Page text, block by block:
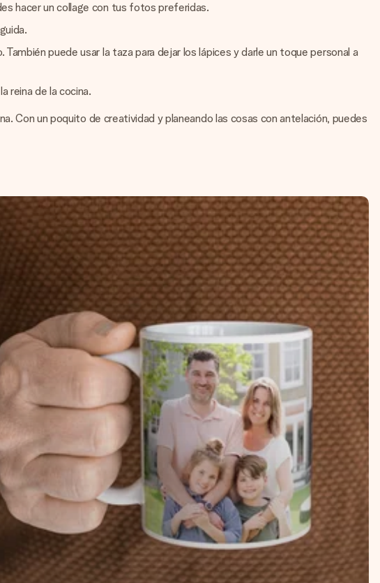
hacer un collage con tus fotos preferidas.
puede usar la taza para dejar los lápices y darle un toque personal a
reina de la cocina.
Con un poquito de creatividad y planeando las cosas con antelación, puedes